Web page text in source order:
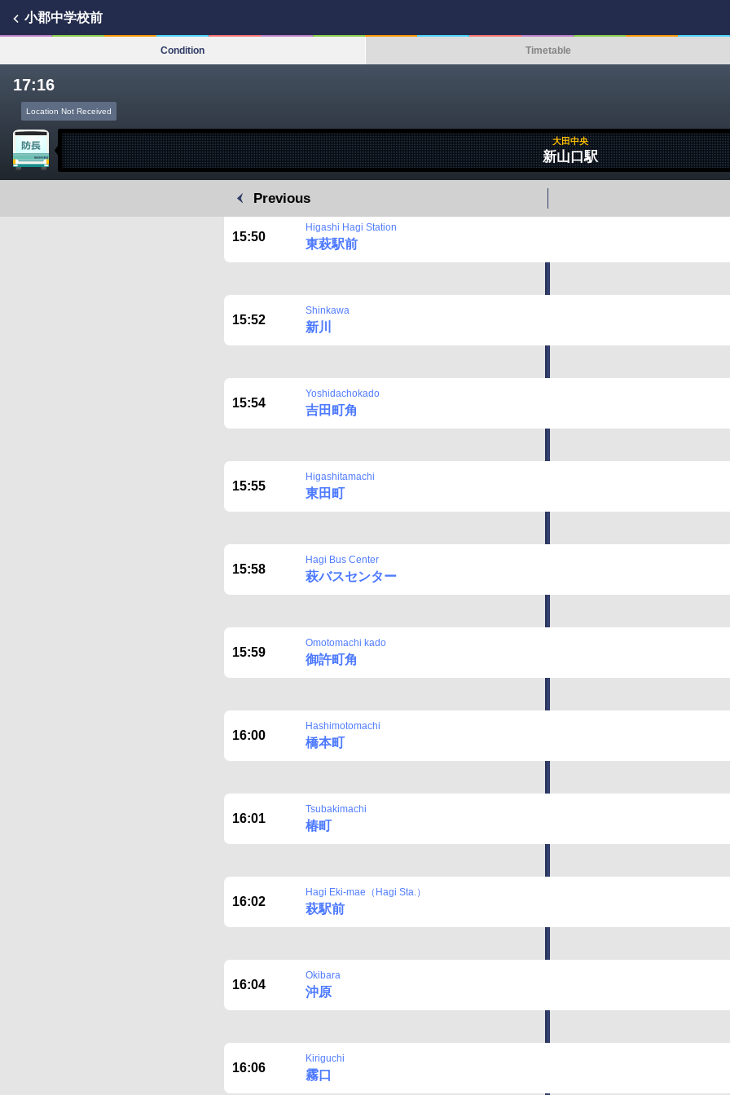
小郡中学校前
Condition Timetable
17:16
Location Not Received
大田中央
新山口駅
Previous
15:50
Higashi Hagi Station
東萩駅前
15:52
Shinkawa
新川
15:54
Yoshidachokado
吉田町角
15:55
Higashitamachi
東田町
15:58
Hagi Bus Center
萩バスセンター
15:59
Omotomachi kado
御許町角
16:00
Hashimotomachi
橋本町
16:01
Tsubakimachi
椿町
16:02
Hagi Eki-mae（Hagi Sta.）
萩駅前
16:04
Okibara
沖原
16:06
Kiriguchi
霧口